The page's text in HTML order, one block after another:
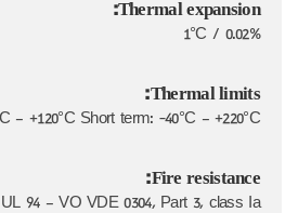
Thermal expansion:
0.02% / 1°C
Thermal limits:
– +120°C Short term: -40°C – +220°C
Fire resistance:
UL 94 – VO VDE 0304, Part 3, class Ia